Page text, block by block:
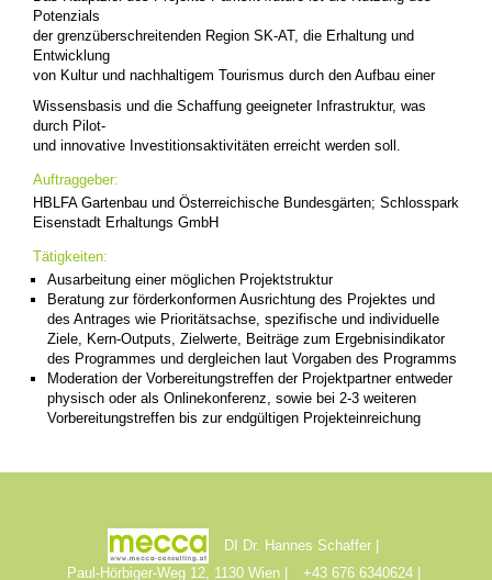
Potenzials
der grenzüberschreitenden Region SK-AT, die Erhaltung und
Entwicklung
von Kultur und nachhaltigem Tourismus durch den Aufbau einer
Wissensbasis und die Schaffung geeigneter Infrastruktur, was
durch Pilot-
und innovative Investitionsaktivitäten erreicht werden soll.
Auftraggeber:
HBLFA Gartenbau und Österreichische Bundesgärten; Schlosspark
Eisenstadt Erhaltungs GmbH
Tätigkeiten:
Ausarbeitung einer möglichen Projektstruktur
Beratung zur förderkonformen Ausrichtung des Projektes und
des Antrages wie Prioritätsachse, spezifische und individuelle
Ziele, Kern-Outputs, Zielwerte, Beiträge zum Ergebnisindikator
des Programmes und dergleichen laut Vorgaben des Programms
Moderation der Vorbereitungstreffen der Projektpartner entweder
physisch oder als Onlinekonferenz, sowie bei 2-3 weiteren
Vorbereitungstreffen bis zur endgültigen Projekteinreichung
DI Dr. Hannes Schaffer
Paul-Hörbiger-Weg 12, 1130 Wien
+43 676 6340624